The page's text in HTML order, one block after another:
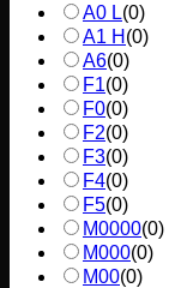
A0 L(0)
A1 H (0)
A6(0)
F1(0)
F0(0)
F2(0)
F3(0)
F4(0)
F5(0)
M0000(0)
M000(0)
M00(0)